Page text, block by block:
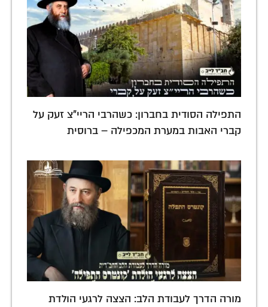
התפילה הסודית בחברון: כשהרבי הריי"צ זעק על
קברי האבות במערת המכפילה – ברוסית
מורה הדרך לעבודת הלב: הצצה לרגעי הולדת